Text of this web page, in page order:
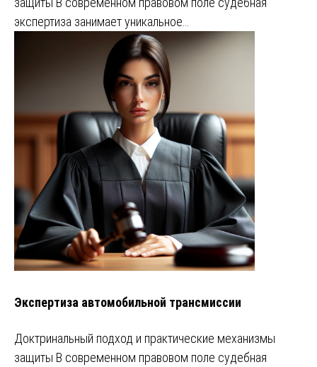
экспертиза занимает уникальное…
Экспертиза автомобильной трансмиссии
Доктринальный подход и практические механизмы
защиты В современном правовом поле судебная